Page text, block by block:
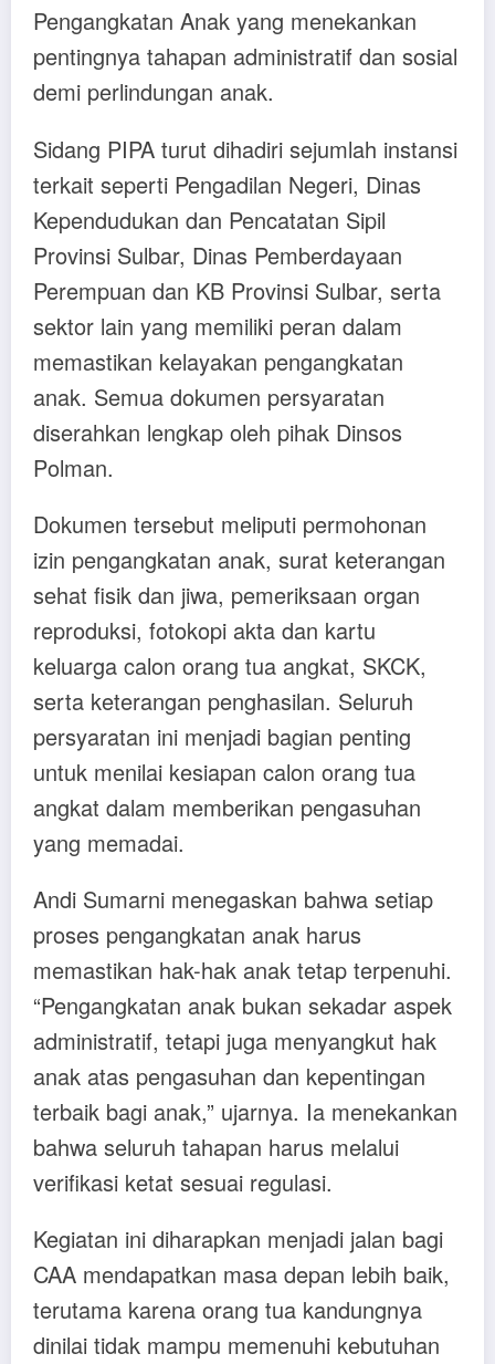
Pengangkatan Anak yang menekankan
pentingnya tahapan administratif dan sosial
demi perlindungan anak.
Sidang PIPA turut dihadiri sejumlah instansi
terkait seperti Pengadilan Negeri, Dinas
Kependudukan dan Pencatatan Sipil
Provinsi Sulbar, Dinas Pemberdayaan
Perempuan dan KB Provinsi Sulbar, serta
sektor lain yang memiliki peran dalam
memastikan kelayakan pengangkatan
anak. Semua dokumen persyaratan
diserahkan lengkap oleh pihak Dinsos
Polman.
Dokumen tersebut meliputi permohonan
izin pengangkatan anak, surat keterangan
sehat fisik dan jiwa, pemeriksaan organ
reproduksi, fotokopi akta dan kartu
keluarga calon orang tua angkat, SKCK,
serta keterangan penghasilan. Seluruh
persyaratan ini menjadi bagian penting
untuk menilai kesiapan calon orang tua
angkat dalam memberikan pengasuhan
yang memadai.
Andi Sumarni menegaskan bahwa setiap
proses pengangkatan anak harus
memastikan hak-hak anak tetap terpenuhi.
“Pengangkatan anak bukan sekadar aspek
administratif, tetapi juga menyangkut hak
anak atas pengasuhan dan kepentingan
terbaik bagi anak,” ujarnya. Ia menekankan
bahwa seluruh tahapan harus melalui
verifikasi ketat sesuai regulasi.
Kegiatan ini diharapkan menjadi jalan bagi
CAA mendapatkan masa depan lebih baik,
terutama karena orang tua kandungnya
dinilai tidak mampu memenuhi kebutuhan